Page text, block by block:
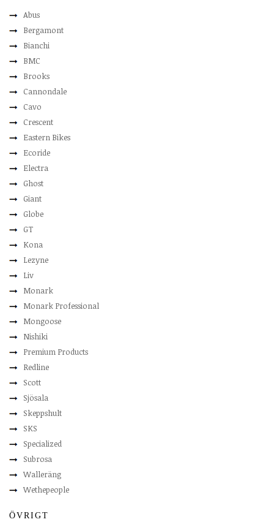
Abus
Bergamont
Bianchi
BMC
Brooks
Cannondale
Cavo
Crescent
Eastern Bikes
Ecoride
Electra
Ghost
Giant
Globe
GT
Kona
Lezyne
Liv
Monark
Monark Professional
Mongoose
Nishiki
Premium Products
Redline
Scott
Sjösala
Skeppshult
SKS
Specialized
Subrosa
Walleräng
Wethepeople
ÖVRIGT